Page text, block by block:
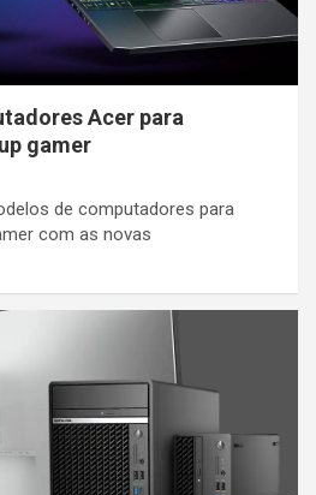
Acer para
gamer
de computadores para
com as novas